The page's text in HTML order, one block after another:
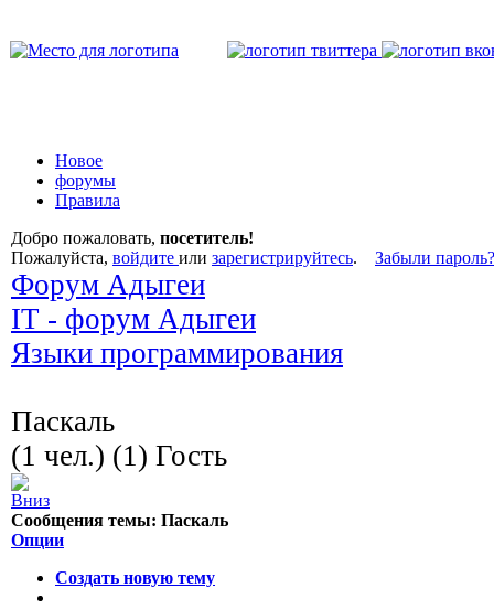
Новое
форумы
Правила
Добро пожаловать, посетитель!
Пожалуйста, войдите или зарегистрируйтесь. Забыли пароль?
Форум Адыгеи
IT - форум Адыгеи
Языки программирования
Паскаль
(1 чел.) (1) Гость
Сообщения темы: Паскаль
Опции
Создать новую тему